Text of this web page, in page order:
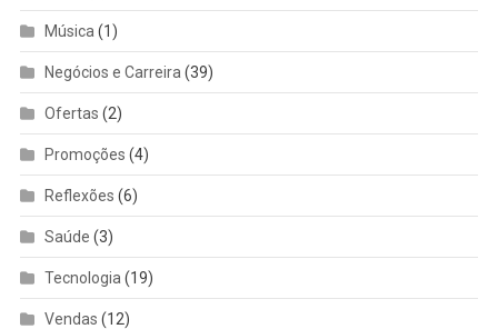
Música (1)
Negócios e Carreira (39)
Ofertas (2)
Promoções (4)
Reflexões (6)
Saúde (3)
Tecnologia (19)
Vendas (12)